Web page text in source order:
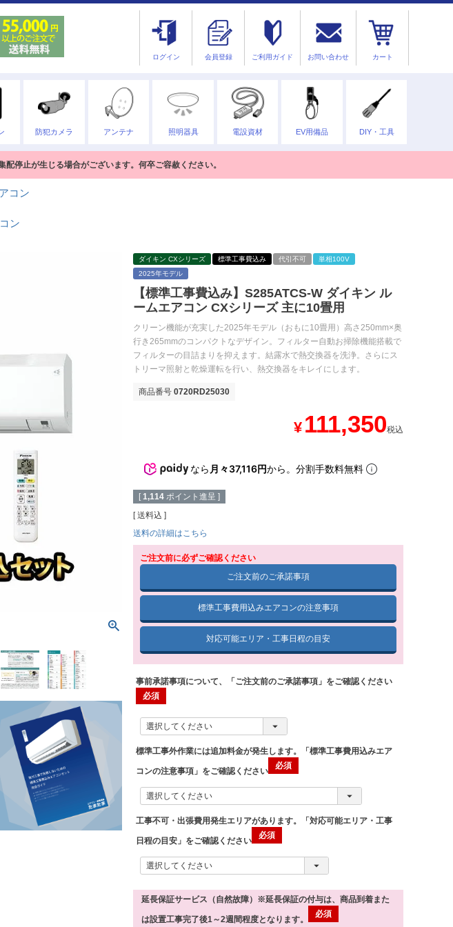
ログイン 会員登録 ご利用ガイド お問い合わせ カート
防犯カメラ アンテナ 照明器具 電設資材 EV用備品 DIY・工具
停止が生じる場合がございます。何卒ご容赦ください。
コン
ン
ダイキン CXシリーズ 標準工事費込み 代引不可
単相100V
2025年モデル
【標準工事費込み】S285ATCS-W ダイキン ル
ームエアコン CXシリーズ 主に10畳用
クリーン機能が充実した2025年モデル（おもに10畳用）高さ250mm×奥
行き265mmのコンパクトなデザイン。フィルター自動お掃除機能搭載で
フィルターの目詰まりを抑えます。結露水で熱交換器を洗浄。さらにス
トリーマ照射と乾燥運転を行い、熱交換器をキレイにします。
商品番号 0720RD25030
¥ 111,350税込
なら 月々37,116円から。分割手数料無料
[ 1,114 ポイント進呈 ]
送料込
送料の詳細はこちら
ご注文前に必ずご確認ください
ご注文前のご承諾事項
標準工事費用込みエアコンの注意事項
対応可能エリア・工事日程の目安
事前承諾事項について、「ご注文前のご承諾事項」をご確認ください
標準工事外作業には追加料金が発生します。「標準工事費用込みエア
コンの注意事項」をご確認ください
工事不可・出張費用発生エリアがあります。「対応可能エリア・工事
日程の目安」をご確認ください
延長保証サービス（自然故障）※延長保証の付与は、商品到着また
は設置工事完了後1～2週間程度となります。